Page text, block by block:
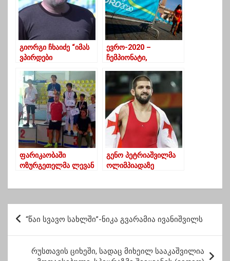
გიორგი ჩხაიძე “იმას
ვპირდები
ღირსეულად
შევერკინებთ
ნებისმიერ გრანდს და
თავაწეულები
გამოვალთ
მოედნიდან”
ევრო-2020 –
ჩემპიონატი,
წლით დააგვიანდა
ფარიკაობაში
ოზურგეთელმა ლევან
გენო პეტრიაშვილმა
ოლიმპიადაზე
“წაი სვავო სახლში”-ნიკა გვარამია ივანიშვილს
რუსთავის ციხეში, სადაც მიხეილ სააკაშვილია